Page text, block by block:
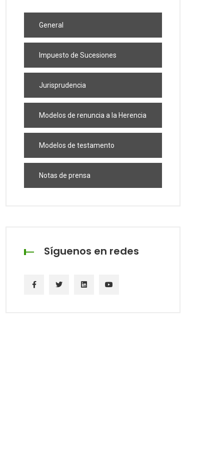
General
Impuesto de Sucesiones
Jurisprudencia
Modelos de renuncia a la Herencia
Modelos de testamento
Notas de prensa
Síguenos en redes